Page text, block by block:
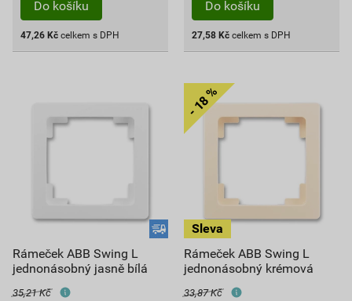
Do košíku
47,26 Kč celkem s DPH
Do košíku
27,58 Kč celkem s DPH
Rámeček ABB Swing L
jednonásobný jasně bílá
35,21 Kč
Rámeček ABB Swing L
jednonásobný krémová
33,87 Kč